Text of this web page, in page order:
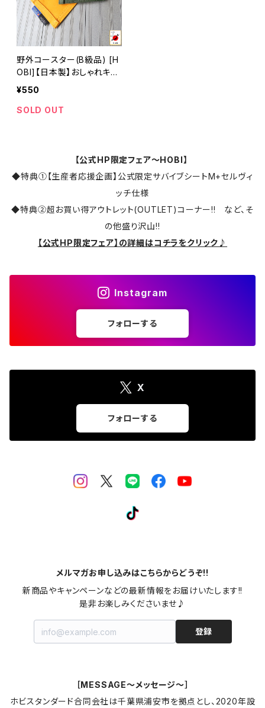
野外コースター(B級品) [H
OBI]【日本製】おしゃれキャ
ンプ 上質綿帆布 防水パラ
水 焚火 アウトドア 厚手 レ
¥550
SOLD OUT
【公式HP限定フェア～HOBI】
◆特典①【生産者応援企画】公式限定サバイブシートM+セルヴィ
ッチ仕様
◆特典②超お買い得アウトレット(OUTLET)コーナー!! など、そ
の他盛り沢山!!
【公式HP限定フェア】の詳細はコチラをクリック♪
Instagram
フォローする
X
フォローする
メルマガお申し込みはこちらからどうぞ!!
新商品やキャンペーンなどの最新情報をお届けいたします!!
是非お楽しみくださいませ♪
登録
［MESSAGE～メッセージ～］
ホビスタンダード合同会社は千葉県浦安市を拠点とし、2020年設